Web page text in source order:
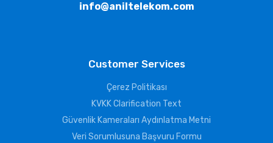
info@aniltelekom.com
Customer Services
Çerez Politikası
KVKK Clarification Text
Güvenlik Kameraları Aydınlatma Metni
Veri Sorumlusuna Başvuru Formu